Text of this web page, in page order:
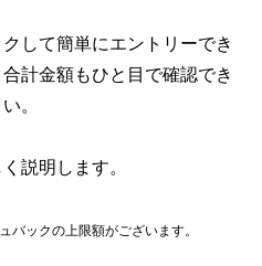
して簡単にエントリーでき
計金額もひと目で確認でき
。
説明します。
ックの上限額がございます。